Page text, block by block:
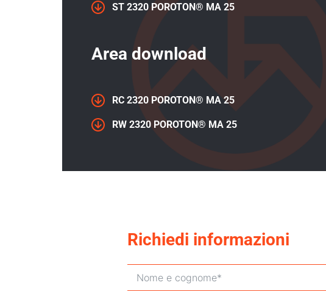
ST 2320 POROTON® MA 25
Area download
RC 2320 POROTON® MA 25
RW 2320 POROTON® MA 25
Richiedi informazioni